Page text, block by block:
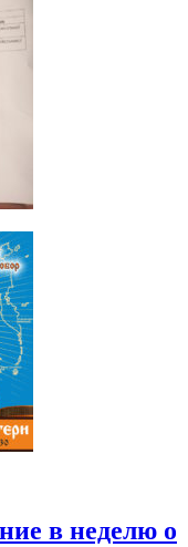
в неделю о